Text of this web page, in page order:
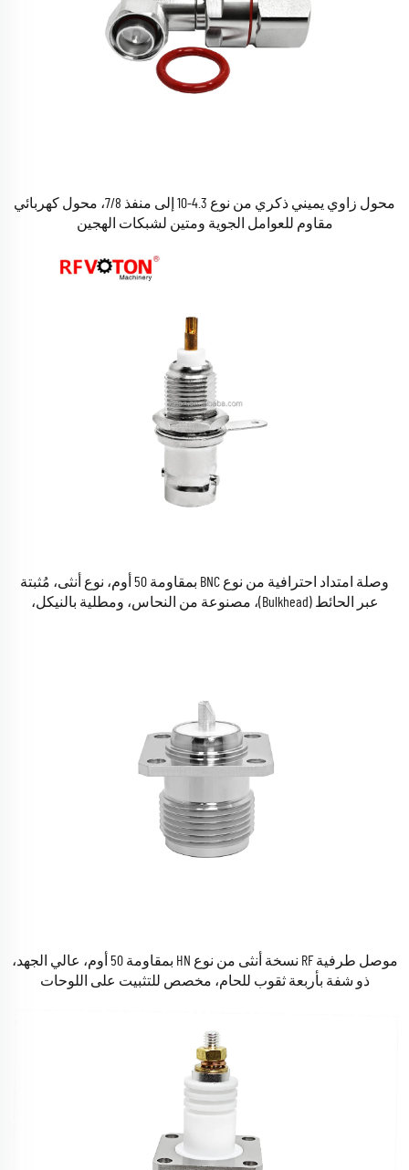
محول زاوي يميني ذكري من نوع 4.3-10 إلى منفذ 7/8، محول كهربائي
مقاوم للعوامل الجوية ومتين لشبكات الهجين
وصلة امتداد احترافية من نوع BNC بمقاومة 50 أوم، نوع أنثى، مُثبتة
عبر الحائط (Bulkhead)، مصنوعة من النحاس، ومطلية بالنيكل،
موصل طرفية RF نسخة أنثى من نوع HN بمقاومة 50 أوم، عالي الجهد،
ذو شفة بأربعة ثقوب للحام، مخصص للتثبيت على اللوحات